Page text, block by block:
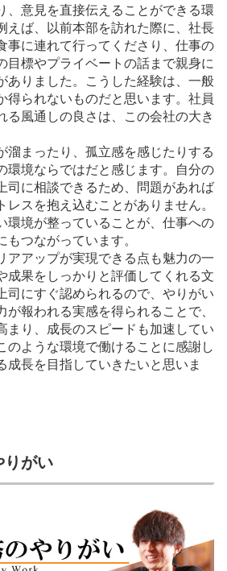
、意見を直接伝えることができる環
えば、以前本部を訪れた際に、社長
事に連れて行ってくださり、仕事の
目標やプライベートの話まで親身に
ありました。こうした経験は、一般
得られないものだと思います。社員
る風通しの良さは、この会社の大き
溜まったり、孤立感を感じたりする
環境ならではだと感じます。自分の
司に相談できるため、問題があれば
レスを抱え込むことがありません。
環境が整っていることが、仕事への
つながっています。
アアップが実現できる点も魅力の一
成果をしっかりと評価してくれる文
司にすぐ認められるので、やりがい
が報われる実感を得られることで、
まり、成長のスピードも加速してい
のような環境で働けることに感謝し
成長を目指していきたいと思いま
りがい